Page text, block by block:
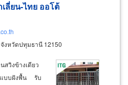
ลี่ยน-ไทย ออโต้
งหวัดปทุมธานี 12150
วิงข้างเดียว
แบบฝังพื้น รับ